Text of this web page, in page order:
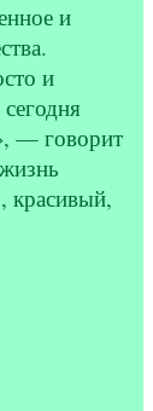
и
и
— говорит
красивый,